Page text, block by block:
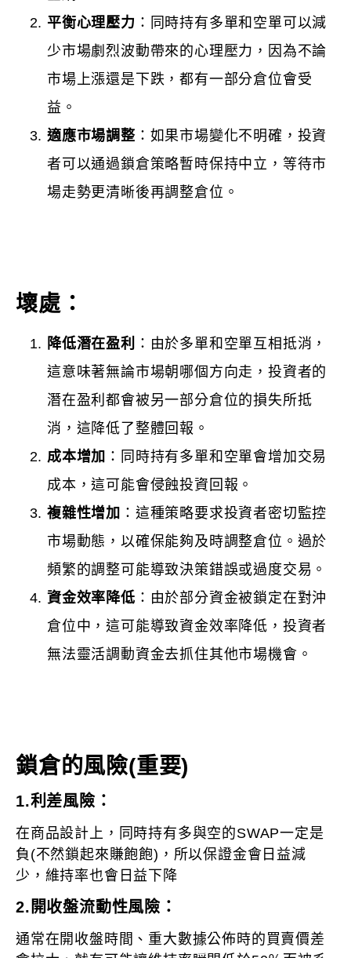
平衡心理壓力 ：同時持有多單和空單可以減
少市場劇烈波動帶來的心理壓力，因為不論
市場上漲還是下跌，都有一部分倉位會受
益。
適應市場調整：如果市場變化不明確，投資
者可以通過鎖倉策略暫時保持中立，等待市
場走勢更清晰後再調整倉位。
壞處：
降低潛在盈利
：由於多單和空單互相抵消，
這意味著無論市場朝哪個方向走，投資者的
潛在盈利都會被另一部分倉位的損失所抵
消，這降低了整體回報。
成本增加 ：同時持有多單和空單會增加交易
成本，這可能會侵蝕投資回報。
複雜性增加 ：這種策略要求投資者密切監控
市場動態，以確保能夠及時調整倉位。過於
頻繁的調整可能導致決策錯誤或過度交易。
資金效率降低 ：由於部分資金被鎖定在對沖
倉位中，這可能導致資金效率降低，投資者
無法靈活調動資金去抓住其他市場機會。
鎖倉的風險(重要)
1.利差風險：
在商品設計上，同時持有多與空的SWAP一定是
負(不然鎖起來賺飽飽)，所以保證金會日益減
少，維持率也會日益下降
2. 開收盤流動性風險：
通常在開收盤時間、重大數據公佈時的買賣價差